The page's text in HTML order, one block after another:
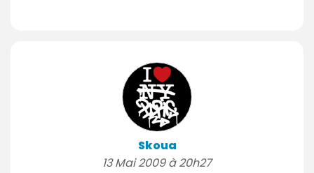
Skoua
13 Mai 2009 à 20h27